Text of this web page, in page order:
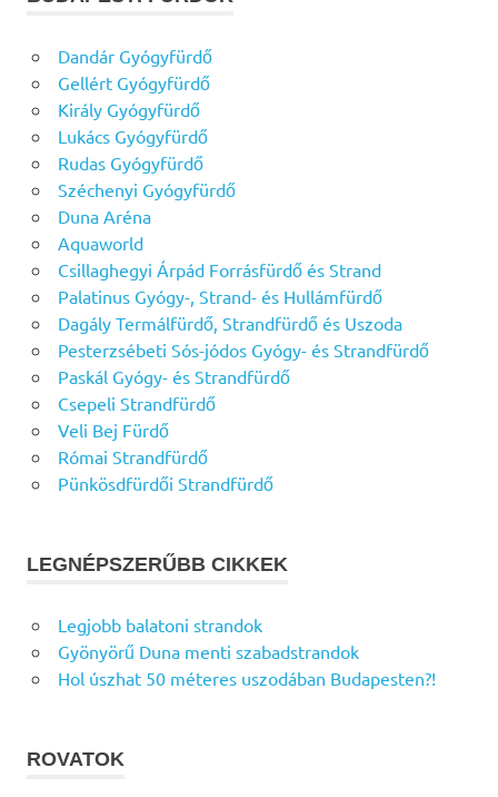
Dandár Gyógyfürdő
Gellért Gyógyfürdő
Király Gyógyfürdő
Lukács Gyógyfürdő
Rudas Gyógyfürdő
Széchenyi Gyógyfürdő
Duna Aréna
Aquaworld
Csillaghegyi Árpád Forrásfürdő és Strand
Palatinus Gyógy-, Strand- és Hullámfürdő
Dagály Termálfürdő, Strandfürdő és Uszoda
Pesterzsébeti Sós-jódos Gyógy- és Strandfürdő
Paskál Gyógy- és Strandfürdő
Csepeli Strandfürdő
Veli Bej Fürdő
Római Strandfürdő
Pünkösdfürdői Strandfürdő
LEGNÉPSZERŰBB CIKKEK
Legjobb balatoni strandok
Gyönyörű Duna menti szabadstrandok
Hol úszhat 50 méteres uszodában Budapesten?!
ROVATOK